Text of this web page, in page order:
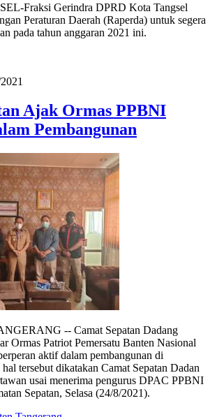
Fraksi Gerindra DPRD Kota Tangsel
Peraturan Daerah (Raperda) untuk segera
pada tahun anggaran 2021 ini.
Ajak Ormas PPBNI
Pembangunan
-- Camat Sepatan Dadang
Ormas Patriot Pemersatu Banten Nasional
aktif dalam pembangunan di
tersebut dikatakan Camat Sepatan Dadan
usai menerima pengurus DPAC PPBNI
Sepatan, Selasa (24/8/2021).